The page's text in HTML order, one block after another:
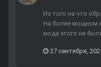
Из того на что
На более мощном
мода этого не
27 сентября,